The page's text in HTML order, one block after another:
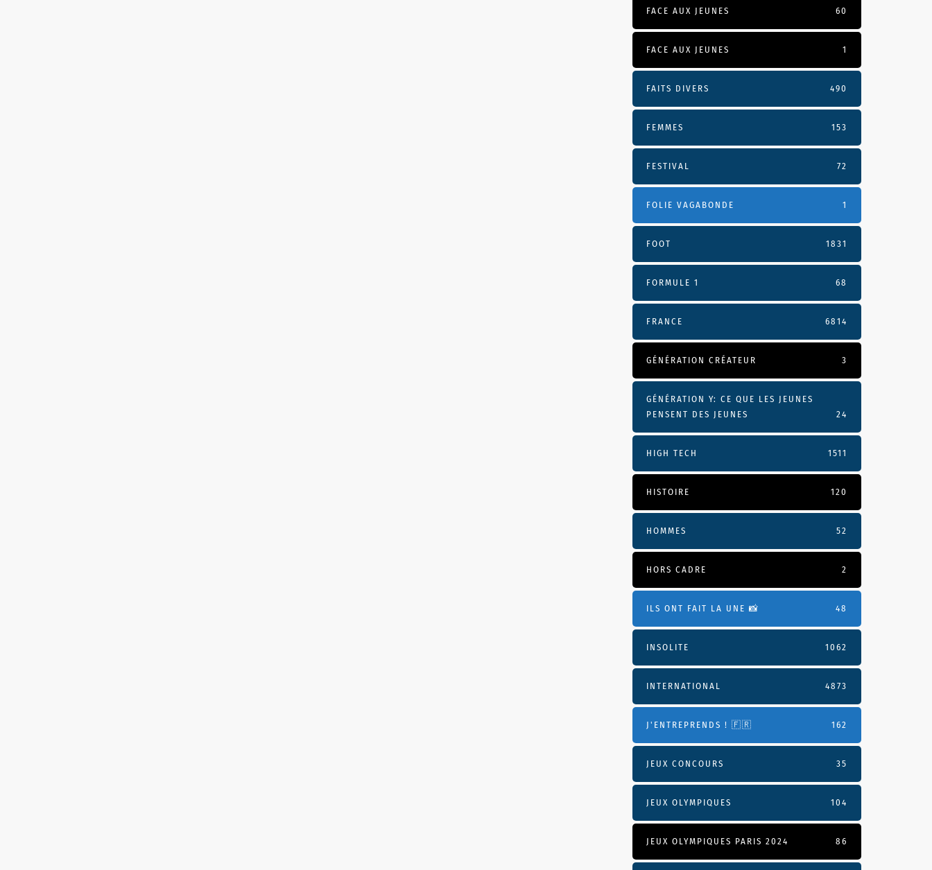
FACE AUX JEUNES 60
FACE AUX JEUNES 1
FAITS DIVERS 490
FEMMES 153
FESTIVAL 72
FOLIE VAGABONDE 1
FOOT 1831
FORMULE 1 68
FRANCE 6814
GÉNÉRATION CRÉATEUR 3
GÉNÉRATION Y: CE QUE LES JEUNES
PENSENT DES JEUNES
24
HIGH TECH 1511
HISTOIRE 120
HOMMES 52
HORS CADRE 2
ILS ONT FAIT LA UNE 📸 48
INSOLITE 1062
INTERNATIONAL 4873
J'ENTREPRENDS ! 🇫🇷 162
JEUX CONCOURS 35
JEUX OLYMPIQUES 104
JEUX OLYMPIQUES PARIS 2024 86